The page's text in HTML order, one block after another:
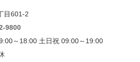
目601‐2
9800
～18:00 土日祝 09:00～19:00